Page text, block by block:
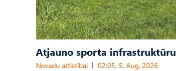
Atjauno sporta infrastruktūru
Novadu attīstībai 02:05, 5. Aug, 2026